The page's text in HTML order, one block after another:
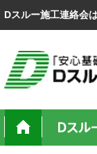
Dスルー施工連絡会